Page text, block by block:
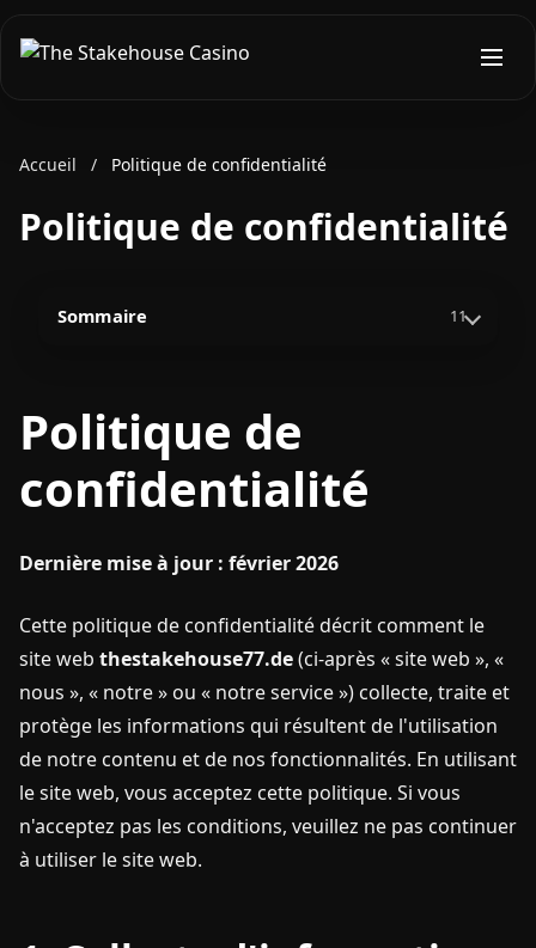
Accueil / Politique de confidentialité
Politique de confidentialité
Sommaire 11
Politique de
confidentialité
Dernière mise à jour : février 2026
Cette politique de confidentialité décrit comment le
site web thestakehouse77.de(ci-après « site web », «
nous », « notre » ou « notre service ») collecte, traite et
protège les informations qui résultent de l'utilisation
de notre contenu et de nos fonctionnalités. En utilisant
le site web, vous acceptez cette politique. Si vous
n'acceptez pas les conditions, veuillez ne pas continuer
à utiliser le site web.